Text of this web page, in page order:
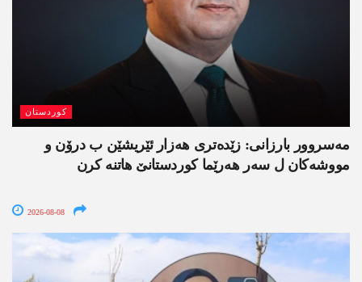
کوردستان
مەسروور بارزانی: زێدەتری ھەزار ئێریشێن ب درۆن و
مووشەکان ل سەر ھەرێما کوردستانێ ھاتنە کرن
2026-08-08